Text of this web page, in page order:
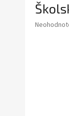
Priemerné